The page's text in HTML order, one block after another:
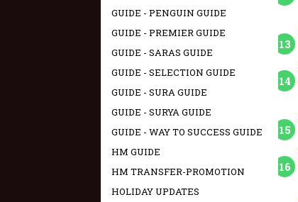
GUIDE - PENGUIN GUIDE
GUIDE - PREMIER GUIDE
GUIDE - SARAS GUIDE
GUIDE - SELECTION GUIDE
GUIDE - SURA GUIDE
GUIDE - SURYA GUIDE
GUIDE - WAY TO SUCCESS GUIDE
HM GUIDE
HM TRANSFER-PROMOTION
HOLIDAY UPDATES